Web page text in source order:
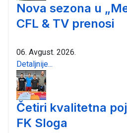
Nova sezona u
CFL & TV prenosi
06. Avgust. 2026.
Detaljnije...
Četiri kvalitetna
FK Sloga